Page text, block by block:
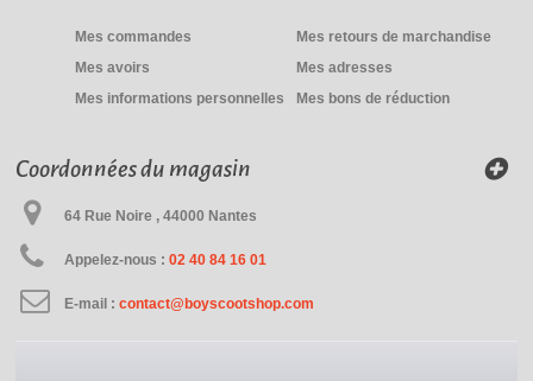
Mes commandes
Mes retours de marchandise
Mes avoirs
Mes adresses
Mes informations personnelles
Mes bons de réduction
Coordonnées du magasin
64 Rue Noire , 44000 Nantes
Appelez-nous :02 40 84 16 01
E-mail :contact@boyscootshop.com